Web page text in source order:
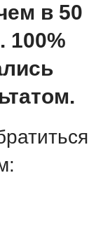
в 50
100%